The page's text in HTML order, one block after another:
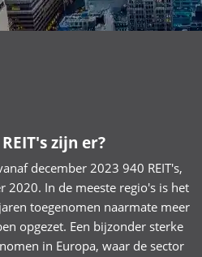
zijn er?
december 2023 940 REIT's,
2020. In de meeste regio's is het
toegenomen naarmate meer
opgezet. Een bijzonder sterke
in Europa, waar de sector